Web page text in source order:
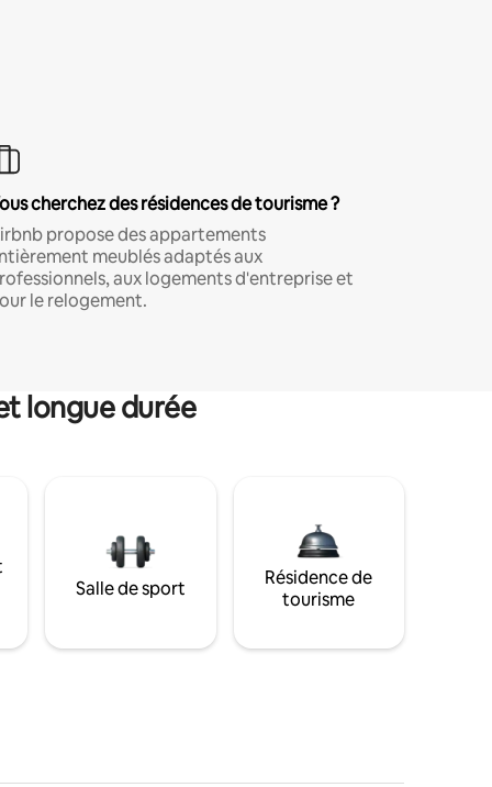
cherchez des résidences de tourisme ?
propose des appartements
meublés adaptés aux
aux logements d'entreprise et
le relogement.
longue durée
Salle de sport
Résidence de
tourisme